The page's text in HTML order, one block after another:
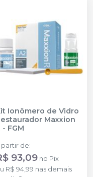
Ionômero de Vidro
Maxxion
- FGM
partir de:
93,09 no Pix
R$ 94,99 nas demais